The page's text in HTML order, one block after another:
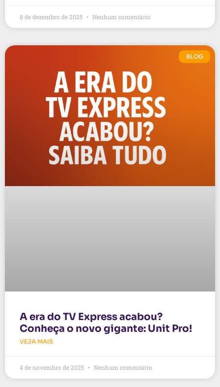
8 de dezembro de 2025 Nenhum comentário
BLOG
A era do TV Express acabou?
Conheça o novo gigante: Unit Pro!
VEJA MAIS
4 de novembro de 2025 Nenhum comentário